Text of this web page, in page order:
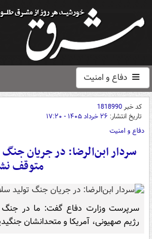
دفاع و امنیت
کد خبر1818990
تاریخ انتشار: ۲۶ خرداد ۱۴۰۵ - ۱۷:۲۰
دفاع و امنیت
سردار ابن‌الرضا: در جریان
متوقف
سرپرست وزارت دفاع گفت: ما در جنگ
رژیم صهیونی، آمریکا و متحدانشان